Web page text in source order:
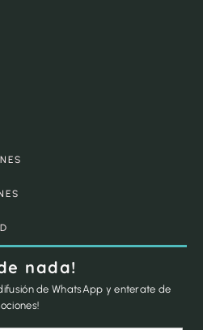
nada!
de WhatsApp y enterate de